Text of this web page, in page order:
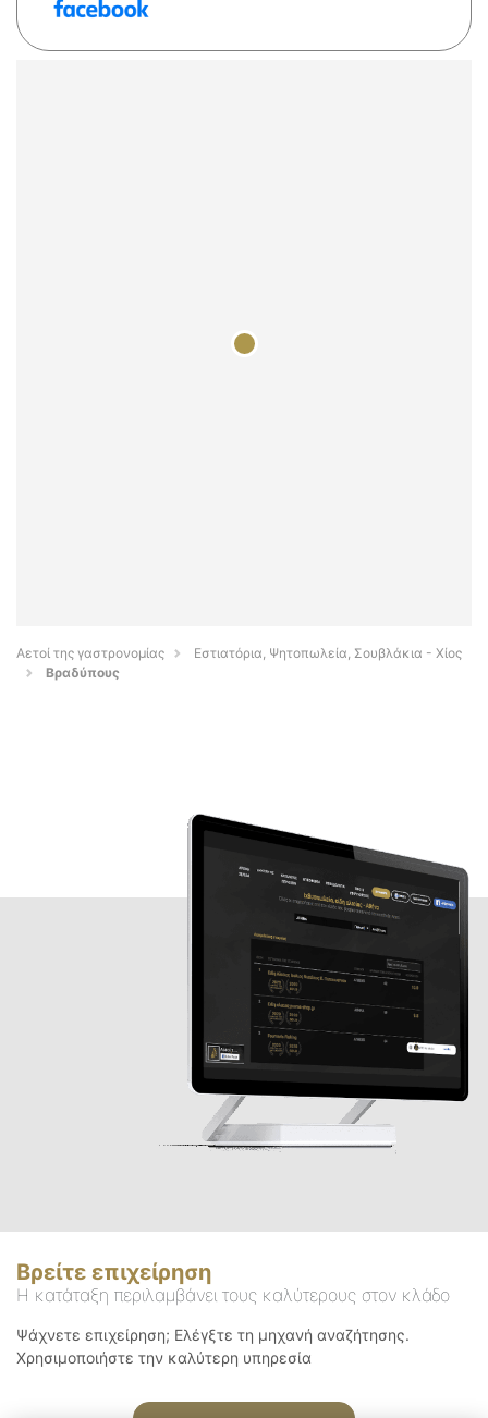
Αετοί της γαστρονομίας
Εστιατόρια, Ψητοπωλεία, Σουβλάκια - Χίος
Βραδύπους
Βρείτε επιχείρηση
Η κατάταξη περιλαμβάνει τους καλύτερους στον κλάδο
Ψάχνετε επιχείρηση; Ελέγξτε τη μηχανή αναζήτησης.
Χρησιμοποιήστε την καλύτερη υπηρεσία